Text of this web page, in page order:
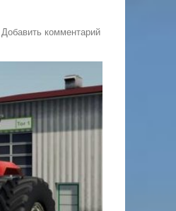
Добавить комментарий